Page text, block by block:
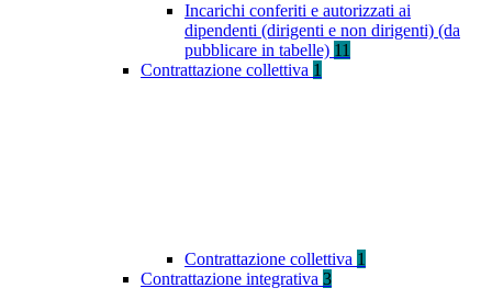
Incarichi conferiti e autorizzati ai
dipendenti (dirigenti e non dirigenti) (da
pubblicare in tabelle) 11
Contrattazione collettiva 1
Contrattazione collettiva 1
Contrattazione integrativa 3